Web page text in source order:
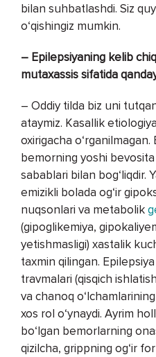
bilan suhbatlashdi. Siz
o‘qishingiz mumkin.
– Epilepsiyaning kelib
mutaxassis sifatida
– Oddiy tilda biz uni
ataymiz. Kasallik
oxirigacha
bemorning yoshi
sabablari bilan bog‘liqdir.
emizikli bolada og‘ir
nuqsonlari va metabolik
(gipoglikemiya,
yetishmasligi) xastalik
taxmin qilingan.
travmalari (qisqich
va chanoq o‘lchamlarining
xos rol o‘ynaydi. Ayrim
bo‘lgan bemorlarning
qizilcha, grippning og‘ir